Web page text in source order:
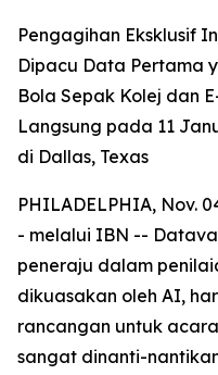
Pengagihan Eksklusif
Dipacu Data Pertama
Bola Sepak Kolej dan
Langsung pada 11
di Dallas, Texas
PHILADELPHIA, Nov.
- melalui IBN --
peneraju dalam
dikuasakan oleh AI,
rancangan untuk
sangat dinanti-